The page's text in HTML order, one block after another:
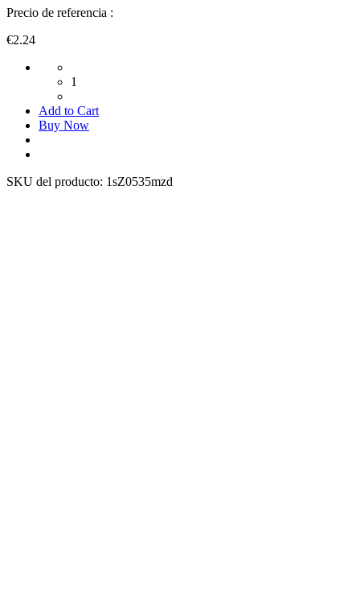
Precio de referencia :
€2.24
1
Add to Cart
Buy Now
SKU del producto: 1sZ0535mzd